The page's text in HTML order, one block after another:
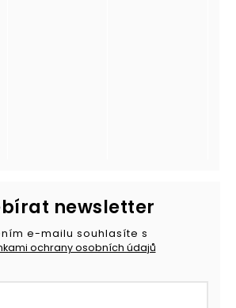
newsletter
e-mailu souhlasíte s
ochrany osobních údajů